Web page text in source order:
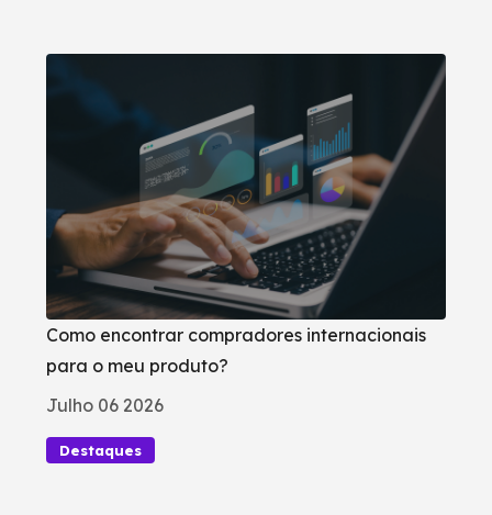
Como encontrar compradores internacionais
para o meu produto?
Julho 06 2026
Destaques